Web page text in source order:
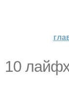
10